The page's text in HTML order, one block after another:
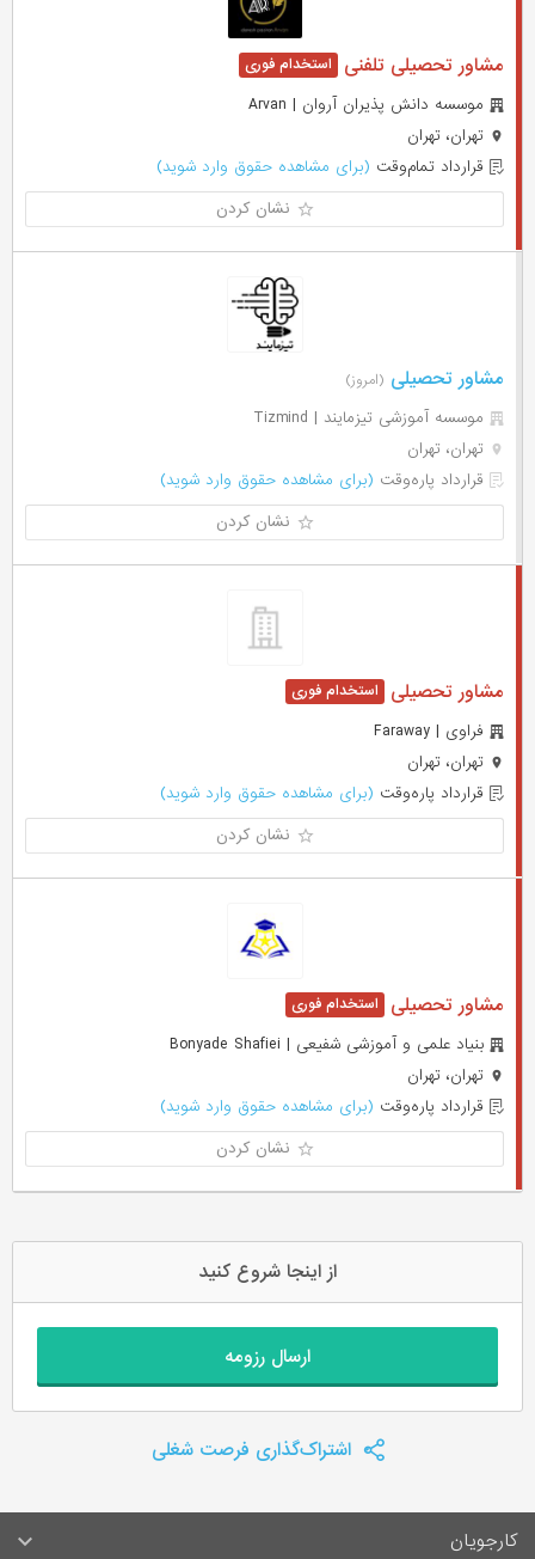
مشاور تحصیلی تلفنی
موسسه دانش پذیران آروان | Arvan
تهران، تهران
قرارداد تمام‌وقت (برای مشاهده حقوق وارد شوید)
نشان کردن
مشاور تحصیلی (امروز)
موسسه آموزشی تیزمایند | Tizmind
تهران، تهران
قرارداد پاره‌وقت (برای مشاهده حقوق وارد شوید)
نشان کردن
مشاور تحصیلی
فراوی | Faraway
تهران، تهران
قرارداد پاره‌وقت (برای مشاهده حقوق وارد شوید)
نشان کردن
مشاور تحصیلی
بنیاد علمی و آموزشی شفیعی | Bonyade Shafiei
تهران، تهران
قرارداد پاره‌وقت (برای مشاهده حقوق وارد شوید)
نشان کردن
از اینجا شروع کنید
ارسال رزومه
اشتراک‌گذاری فرصت شغلی
کارجویان